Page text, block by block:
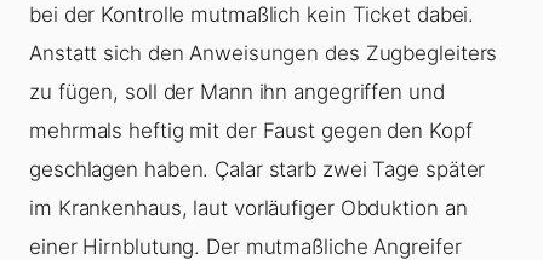
bei der Kontrolle mutmaßlich kein Ticket dabei.
Anstatt sich den Anweisungen des Zugbegleiters
zu fügen, soll der Mann ihn angegriffen und
mehrmals heftig mit der Faust gegen den Kopf
geschlagen haben. Çalar starb zwei Tage später
im Krankenhaus, laut vorläufiger Obduktion an
einer Hirnblutung. Der mutmaßliche Angreifer